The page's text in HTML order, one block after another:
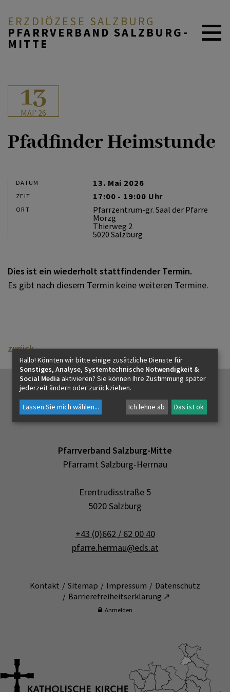
ERZDIÖZESE SALZBURG
PFARRVERBAND SALZBURG-
MITTE
ÜBER UNS
MITEINANDER BETEN
PFARRLEBEN
ICH MÖCHTE
KONTAKT
13
MAI' 26
Pfadfinder Heimstunde
DATUM 13. Mai 2026
ZEIT 17:00 - 19:00 Uhr
ORT
Pfarrzentrum-gr. Saal der Pfarre
Morzg
Thierweg 2
5020 Salzburg
Dies ist ein wiederholt stattfindender Termin.
Es gibt nach diesem Termin keine weiteren Termine.
zurück
Pfarrverband Salzburg-Mitte
Pfarramt Salzburg-Herrnau
Erentrudisstraße 5
5020 Salzburg
+43 (0)662 / 62 00 40
pfarre.herrnau@eds.at
Kontakt Sitemap Impressum
Datenschutz
Barrierefreiheitserklärung ↗
Anmelden
Hallo! Könnten wir bitte einige zusätzliche Dienste für
Sonstiges, Analyse, Systemtechnische Notwendigkeit &
Social Media aktivieren? Sie können Ihre Zustimmung später
jederzeit ändern oder zurückziehen.
Lassen Sie mich wählen... Ich lehne ab Das ist ok